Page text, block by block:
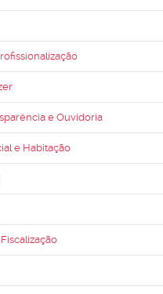
e Ouvidoria
e Habitação